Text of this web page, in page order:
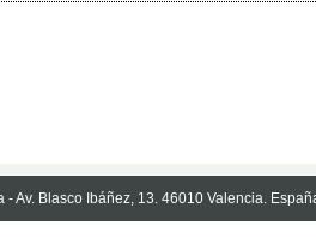
Av. Blasco Ibáñez, 13. 46010 Valencia.